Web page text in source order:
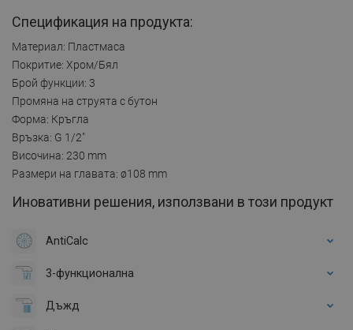
Спецификация на продукта:
Материал: Пластмаса
Покритие: Хром/Бял
Брой функции: 3
Промяна на струята с бутон
Форма: Кръгла
Връзка: G 1/2"
Височина: 230 mm
Размери на главата: ø108 mm
Иновативни решения, използвани в този продукт
AntiCalc
3-функционална
Дъжд